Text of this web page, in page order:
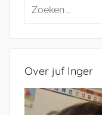
Zoeken
Over juf Inger